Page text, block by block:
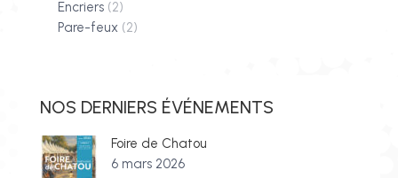
Encriers (2)
Pare-feux (2)
NOS DERNIERS ÉVÉNEMENTS
Foire de Chatou
6 mars 2026